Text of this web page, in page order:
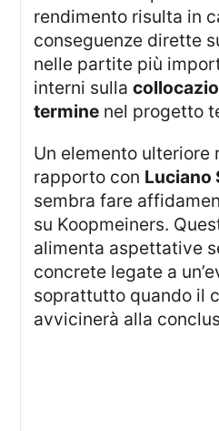
rendimento risulta in
conseguenze dirette
nelle partite più
interni sulla
termine nel progetto
Un elemento ulteriore riguarda il
rapporto con Luciano
sembra fare
su Koopmeiners.
alimenta aspettative
concrete legate a
soprattutto quando il
avvicinerà alla